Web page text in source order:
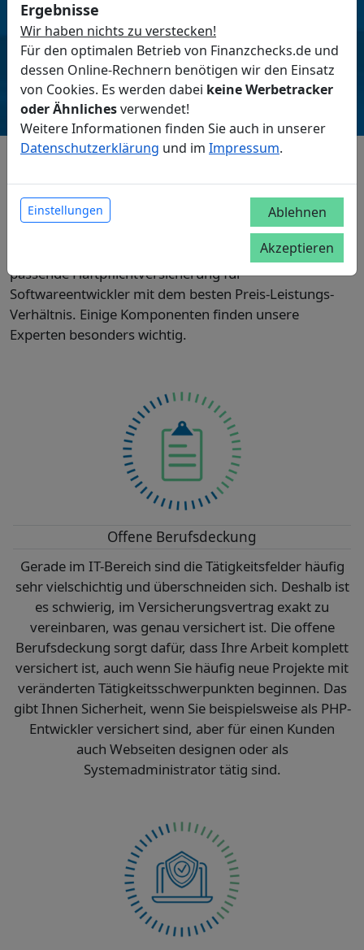
Fachberater von Finanzchecks.de informieren Sie gern
telefonisch oder per Chat umfassend.
Tel.: 030-30345679 (Mo-Fr 9-16 Uhr)
– Jörg Wienbreyer, Gründer Finanzchecks.de
Wichtige Leistungen der IT-Haftpflicht
Basisschutz oder umfassende Deckung?
Finanzchecks.de sucht gemeinsam mit Ihnen die
passende Haftpflichtversicherung für
Softwareentwickler mit dem besten Preis-Leistungs-
Verhältnis. Einige Komponenten finden unsere
Experten besonders wichtig.
Offene Berufsdeckung
Gerade im IT-Bereich sind die Tätigkeitsfelder häufig
sehr vielschichtig und überschneiden sich. Deshalb ist
es schwierig, im Versicherungsvertrag exakt zu
vereinbaren, was genau versichert ist. Die offene
Berufsdeckung sorgt dafür, dass Ihre Arbeit komplett
versichert ist, auch wenn Sie häufig neue Projekte mit
veränderten Tätigkeits­schwerpunkten beginnen. Das
gibt Ihnen Sicherheit, wenn Sie beispielsweise als PHP-
Entwickler versichert sind, aber für einen Kunden
auch Webseiten designen oder als
Systemadministrator tätig sind.
Ergebnisse
Wir haben nichts zu verstecken!
Für den optimalen Betrieb von Finanzchecks.de und
dessen Online-Rechnern benötigen wir den Einsatz
von Cookies. Es werden dabei keine Werbetracker
oder Ähnlichesverwendet!
Weitere Informationen finden Sie auch in unserer
Datenschutzerklärung und im Impressum.
Einstellungen
Ablehnen
Akzeptieren